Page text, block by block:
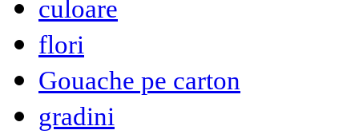
culoare
flori
Gouache pe carton
gradini